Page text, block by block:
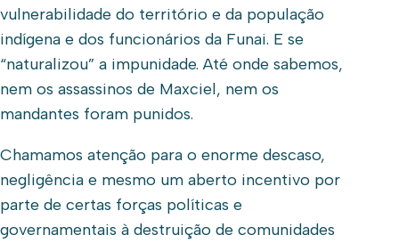
vulnerabilidade do território e da população
indígena e dos funcionários da Funai. E se
“naturalizou” a impunidade. Até onde sabemos,
nem os assassinos de Maxciel, nem os
mandantes foram punidos.
Chamamos atenção para o enorme descaso,
negligência e mesmo um aberto incentivo por
parte de certas forças políticas e
governamentais à destruição de comunidades